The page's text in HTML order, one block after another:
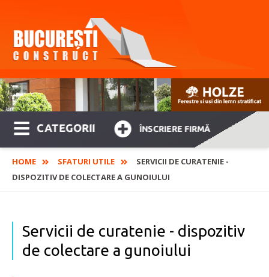
CATEGORII ÎNSCRIERE FIRMĂ
HOME SFATURI UTILE
SERVICII DE CURATENIE -
DISPOZITIV DE COLECTARE A GUNOIULUI
Servicii de curatenie - dispozitiv
de colectare a gunoiului